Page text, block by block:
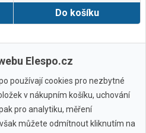
Do košíku
další
Elespo.cz
používají cookies pro nezbytné
v nákupním košíku, uchování
pro analytiku, měření
můžete odmítnout kliknutím na